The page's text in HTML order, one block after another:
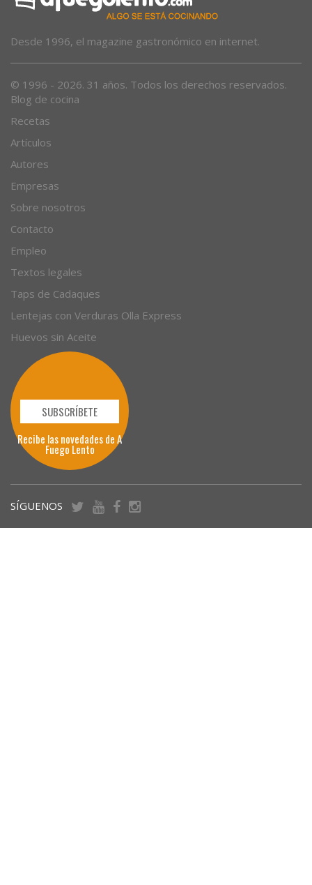
Desde 1996, el magazine gastronómico en internet.
© 1996 - 2026. 31 años. Todos los derechos reservados.
Blog de cocina
Recetas
Artículos
Autores
Empresas
Sobre nosotros
Contacto
Empleo
Textos legales
Taps de Cadaques
Lentejas con Verduras Olla Express
Huevos sin Aceite
SUBSCRÍBETE
Recibe las novedades de A
Fuego Lento
SÍGUENOS